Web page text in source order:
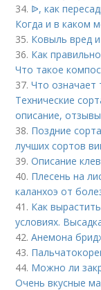
34. ᐉ, как
Когда и в каком
35. Ковыль вред
36. Как
Что такое
37.Что означает
Технические
описание,
38. Поздние
лучших сортов
39.Описание
40. Плесень на
каланхоэ от
41. Как
условиях.
42.Анемона
43.
44. Можно ли
Очень вкусные